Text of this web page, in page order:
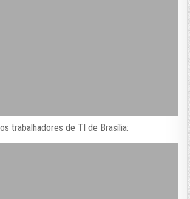
trabalhadores de TI de Brasília: